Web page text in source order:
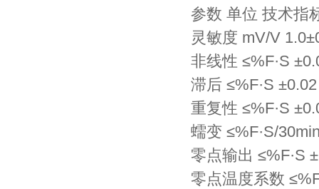
参数 单位 技术指
灵敏度 mV/V
非线性 ≤%F·S
滞后 ≤%F·S
重复性 ≤%F·S
蠕变 ≤%F·S/
零点输出 ≤%F·S
零点温度系数